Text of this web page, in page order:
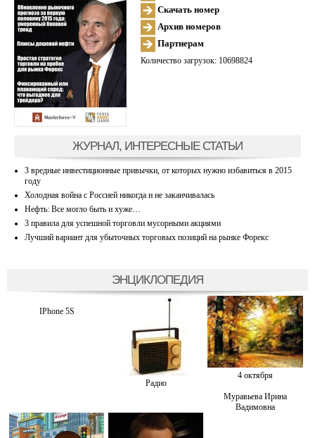
Скачать номер
Архив номеров
Партнерам
Количество загрузок: 10698824
ЖУРНАЛ, ИНТЕРЕСНЫЕ СТАТЬИ
3 вредные инвестиционные привычки, от которых нужно избавиться в 2015
году
Холодная война с Россией никогда и не заканчивалась
Нефть: Все могло быть и хуже…
3 правила для успешной торговли мусорными акциями
Лучший вариант для убыточных торговых позиций на рынке Форекс
ЭНЦИКЛОПЕДИЯ
IPhone 5S
Радио
4 октября
Муравьева Ирина
Вадимовна